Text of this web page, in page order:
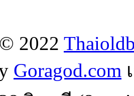
2022
Goragod.com